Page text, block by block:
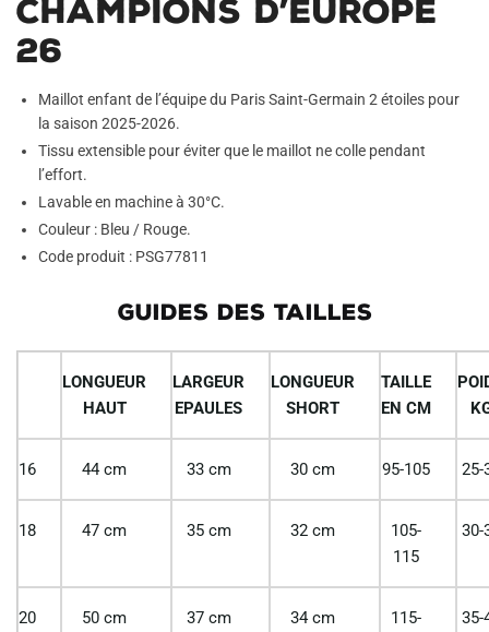
Champions D’Europe
26
Maillot enfant de l’équipe du Paris Saint-Germain 2 étoiles pour
la saison 2025-2026.
Tissu extensible pour éviter que le maillot ne colle pendant
l’effort.
Lavable en machine à 30°C.
Couleur : Bleu / Rouge.
Code produit : PSG77811
GUIDES DES TAILLES
LONGUEUR
HAUT
LARGEUR
EPAULES
LONGUEUR
SHORT
TAILLE
EN CM
16 44 cm 33 cm 30 cm 95-105 25-
18 47 cm 35 cm 32 cm
105-
115
30-
20 50 cm 37 cm 34 cm
115-
35-